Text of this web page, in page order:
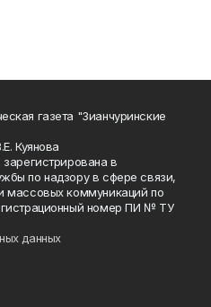
газета "Зианчуринские
Куянова
в
по надзору в сфере связи,
массовых коммуникаций по
номер ПИ № ТУ
данных